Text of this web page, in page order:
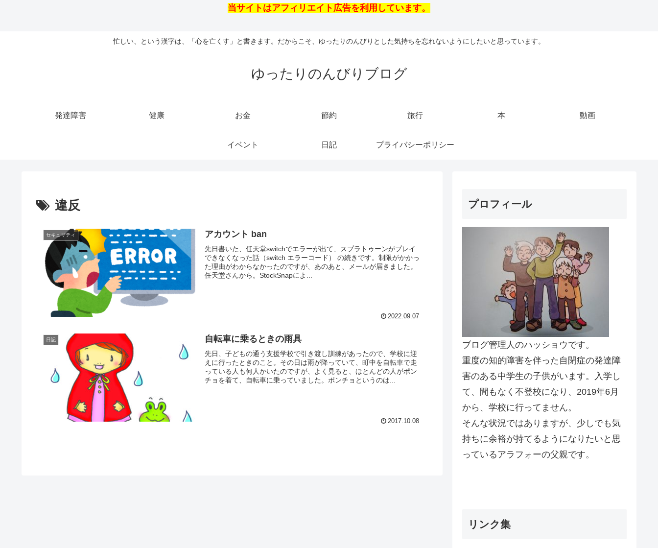
当サイトはアフィリエイト広告を利用しています。
忙しい、という漢字は、「心を亡くす」と書きます。だからこそ、ゆったりのんびりとした気持ちを忘れないようにしたいと思っています。
ゆったりのんびりブログ
発達障害 健康 お金 節約 旅行 本 動画
イベント 日記 プライバシーポリシー
違反
セキュリティ アカウント ban
先日書いた、任天堂switchでエラーが出て、スプラトゥーンがプレイ
できなくなった話（switch エラーコード） の続きです。制限がかかっ
た理由がわからなかったのですが、あのあと、メールが届きました。
任天堂さんから。StockSnapによ...
2022.09.07
日記 自転車に乗るときの雨具
先日、子どもの通う支援学校で引き渡し訓練があったので、学校に迎
えに行ったときのこと。その日は雨が降っていて、町中を自転車で走
っている人も何人かいたのですが、よく見ると、ほとんどの人がポン
チョを着て、自転車に乗っていました。ポンチョというのは...
2017.10.08
プロフィール
ブログ管理人のハッショウです。
重度の知的障害を伴った自閉症の発達障
害のある中学生の子供がいます。入学し
て、間もなく不登校になり、2019年6月
から、学校に行ってません。
そんな状況ではありますが、少しでも気
持ちに余裕が持てるようになりたいと思
っているアラフォーの父親です。
リンク集